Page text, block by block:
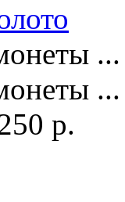
...
...
р.